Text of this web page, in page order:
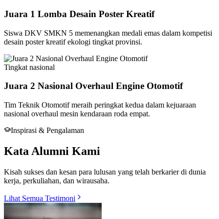
Juara 1 Lomba Desain Poster Kreatif
Siswa DKV SMKN 5 memenangkan medali emas dalam kompetisi
desain poster kreatif ekologi tingkat provinsi.
Tingkat nasional
Juara 2 Nasional Overhaul Engine Otomotif
Tim Teknik Otomotif meraih peringkat kedua dalam kejuaraan
nasional overhaul mesin kendaraan roda empat.
Inspirasi & Pengalaman
Kata Alumni Kami
Kisah sukses dan kesan para lulusan yang telah berkarier di dunia
kerja, perkuliahan, dan wirausaha.
Lihat Semua Testimoni